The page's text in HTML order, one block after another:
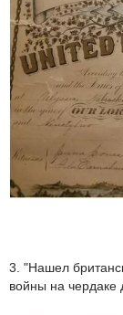
3. "Нашел
войны на